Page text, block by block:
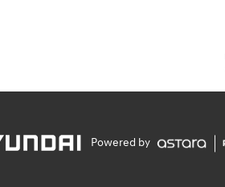
Powered by